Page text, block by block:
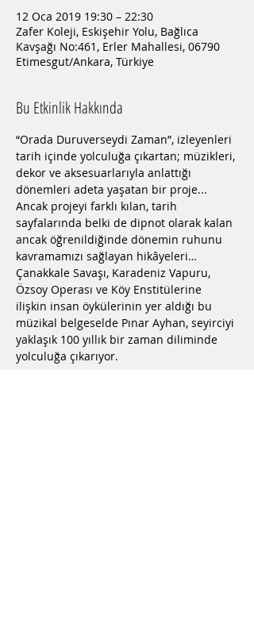
12 Oca 2019 19:30 – 22:30
Zafer Koleji, Eskişehir Yolu, Bağlıca
Kavşağı No:461, Erler Mahallesi, 06790
Etimesgut/Ankara, Türkiye
Bu Etkinlik Hakkında
“Orada Duruverseydi Zaman”, izleyenleri
tarih içinde yolculuğa çıkartan; müzikleri,
dekor ve aksesuarlarıyla anlattığı
dönemleri adeta yaşatan bir proje...
Ancak projeyi farklı kılan, tarih
sayfalarında belki de dipnot olarak kalan
ancak öğrenildiğinde dönemin ruhunu
kavramamızı sağlayan hikâyeleri…
Çanakkale Savaşı, Karadeniz Vapuru,
Özsoy Operası ve Köy Enstitülerine
ilişkin insan öykülerinin yer aldığı bu
müzikal belgeselde Pınar Ayhan, seyirciyi
yaklaşık 100 yıllık bir zaman​ diliminde
yolculuğa çıkarıyor.